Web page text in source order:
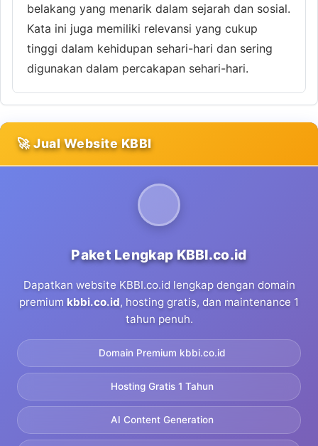
belakang yang menarik dalam sejarah dan sosial.
Kata ini juga memiliki relevansi yang cukup
tinggi dalam kehidupan sehari-hari dan sering
digunakan dalam percakapan sehari-hari.
🚀 Jual Website KBBI
Paket Lengkap KBBI.co.id
Dapatkan website KBBI.co.id lengkap dengan domain
premium kbbi.co.id, hosting gratis, dan maintenance 1
tahun penuh.
Domain Premium kbbi.co.id
Hosting Gratis 1 Tahun
AI Content Generation